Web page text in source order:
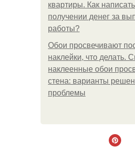
квартиры. Как
получении денег за
работы?
Обои просвечивают
наклейки, что делать.
наклеенные обои
стена: варианты
проблемы